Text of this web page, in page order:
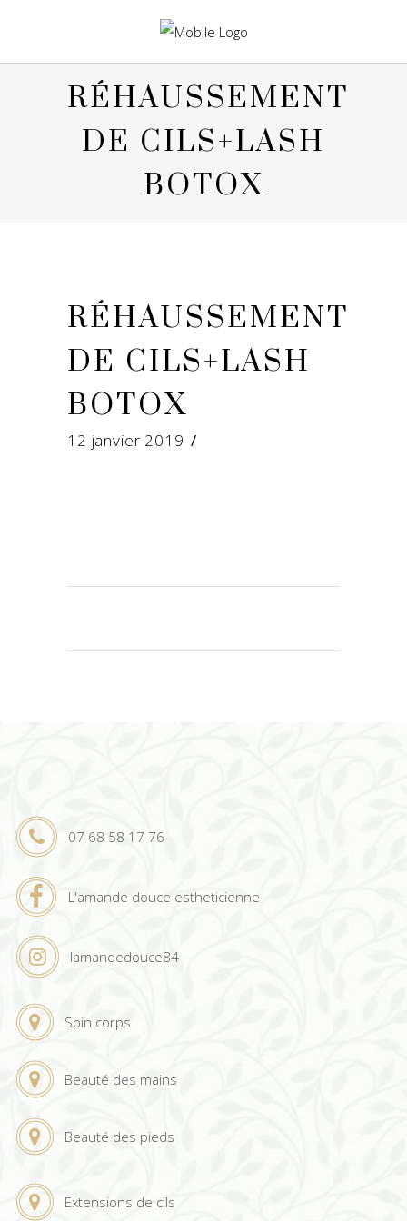
RÉHAUSSEMENT
DE CILS+LASH
BOTOX
RÉHAUSSEMENT
DE CILS+LASH
BOTOX
12 janvier 2019
07 68 58 17 76
L'amande douce estheticienne
lamandedouce84
Soin corps
Beauté des mains
Beauté des pieds
Extensions de cils